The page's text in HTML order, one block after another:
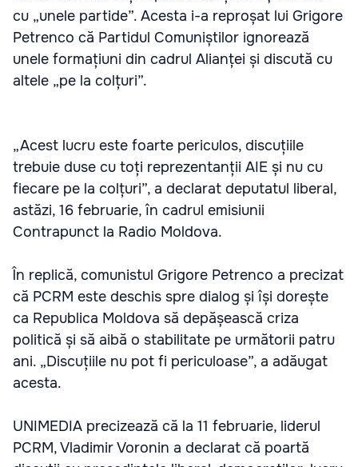
cu „unele partide”. Acesta i-a reproșat lui Grigore
Petrenco că Partidul Comuniștilor ignorează
unele formațiuni din cadrul Alianței și discută cu
altele „pe la colțuri”.
„Acest lucru este foarte periculos, discuțiile
trebuie duse cu toți reprezentanții AIE și nu cu
fiecare pe la colțuri”, a declarat deputatul liberal,
astăzi, 16 februarie, în cadrul emisiunii
Contrapunct la Radio Moldova.
În replică, comunistul Grigore Petrenco a precizat
că PCRM este deschis spre dialog și își dorește
ca Republica Moldova să depășească criza
politică și să aibă o stabilitate pe următorii patru
ani. „Discuțiile nu pot fi periculoase”, a adăugat
acesta.
UNIMEDIA precizează că la 11 februarie, liderul
PCRM, Vladimir Voronin a declarat că poartă